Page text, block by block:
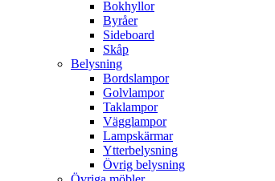
Bokhyllor
Byråer
Sideboard
Skåp
Belysning
Bordslampor
Golvlampor
Taklampor
Vägglampor
Lampskärmar
Ytterbelysning
Övrig belysning